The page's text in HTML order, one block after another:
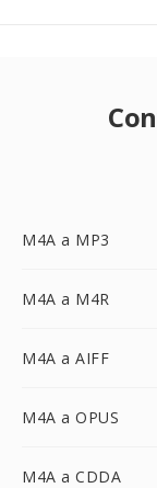
M4A a MP3
M4A a M4R
M4A a AIFF
M4A a OPUS
M4A a CDDA